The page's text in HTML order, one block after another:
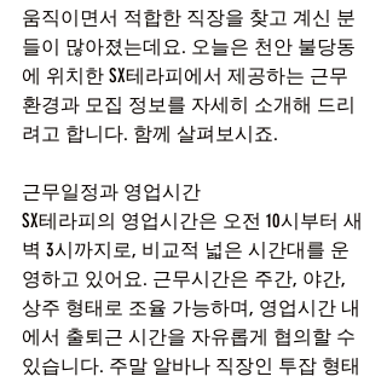
움직이면서 적합한 직장을 찾고 계신 분
들이 많아졌는데요. 오늘은 천안 불당동
에 위치한 SX테라피에서 제공하는 근무
환경과 모집 정보를 자세히 소개해 드리
려고 합니다. 함께 살펴보시죠.
근무일정과 영업시간
SX테라피의 영업시간은 오전 10시부터 새
벽 3시까지로, 비교적 넓은 시간대를 운
영하고 있어요. 근무시간은 주간, 야간,
상주 형태로 조율 가능하며, 영업시간 내
에서 출퇴근 시간을 자유롭게 협의할 수
있습니다. 주말 알바나 직장인 투잡 형태